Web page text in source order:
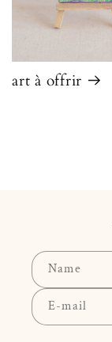
art à offrir
Name
E-mail